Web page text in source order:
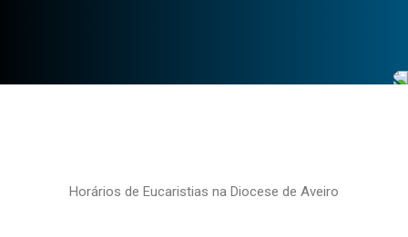
Horários de Eucaristias na Diocese de Aveiro